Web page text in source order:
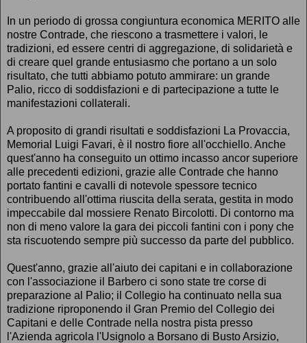
In un periodo di grossa congiuntura economica MERITO alle
nostre Contrade, che riescono a trasmettere i valori, le
tradizioni, ed essere centri di aggregazione, di solidarietà e
di creare quel grande entusiasmo che portano a un solo
risultato, che tutti abbiamo potuto ammirare: un grande
Palio, ricco di soddisfazioni e di partecipazione a tutte le
manifestazioni collaterali.
A proposito di grandi risultati e soddisfazioni La Provaccia,
Memorial Luigi Favari, è il nostro fiore all'occhiello. Anche
quest'anno ha conseguito un ottimo incasso ancor superiore
alle precedenti edizioni, grazie alle Contrade che hanno
portato fantini e cavalli di notevole spessore tecnico
contribuendo all'ottima riuscita della serata, gestita in modo
impeccabile dal mossiere Renato Bircolotti. Di contorno ma
non di meno valore la gara dei piccoli fantini con i pony che
sta riscuotendo sempre più successo da parte del pubblico.
Quest'anno, grazie all'aiuto dei capitani e in collaborazione
con l'associazione il Barbero ci sono state tre corse di
preparazione al Palio; il Collegio ha continuato nella sua
tradizione riproponendo il Gran Premio del Collegio dei
Capitani e delle Contrade nella nostra pista presso
l'Azienda agricola l'Usignolo a Borsano di Busto Arsizio,